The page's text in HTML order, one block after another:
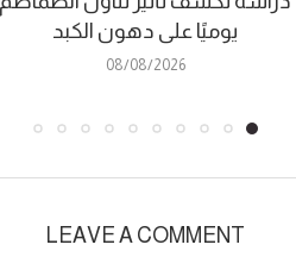
يوميًا على دهون الكبد
08/08/2026
LEAVE A COMMENT